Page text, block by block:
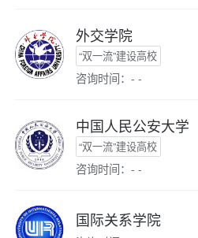
外交学院
“双一流”建设高校
咨询时间：- -
中国人民公安大学
“双一流”建设高校
咨询时间：- -
国际关系学院